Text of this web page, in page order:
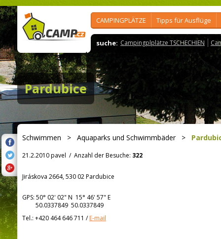
CAMPINGPLÄTZE Tipps für Ausflüge
suche: Campingplplätze TSCHECHIEN
Pardubice
Schwimmen > Aquaparks und Schwimmbäder>
21.2.2010 pavel / Anzahl der Besuche: 322
Jiráskova 2664, 530 02 Pardubice
GPS: 50° 02' 02" N 15° 46' 57" E
50.0337849 50.0337849
Tel.: +420 464 646 711 /E-mail